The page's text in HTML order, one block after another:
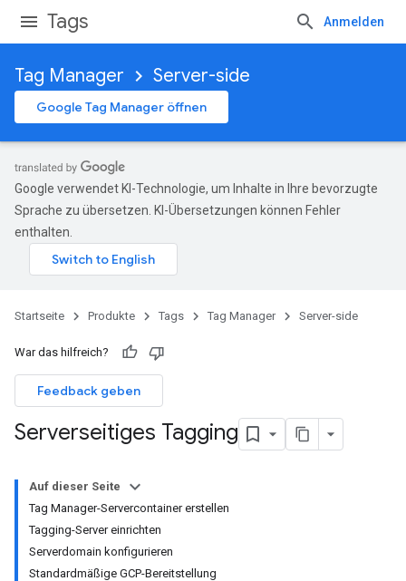
Tags Anmelden
Tag Manager Server-side
Google Tag Manager öffnen
Google verwendet KI-Technologie, um Inhalte in Ihre bevorzugte
Sprache zu übersetzen. KI-Übersetzungen können Fehler
enthalten.
Startseite Produkte Tags Tag Manager Server-side
War das hilfreich?
Feedback geben
Serverseitiges Tagging
Auf dieser Seite
Tag Manager-Servercontainer erstellen
Tagging-Server einrichten
Serverdomain konfigurieren
Standardmäßige GCP-Bereitstellung